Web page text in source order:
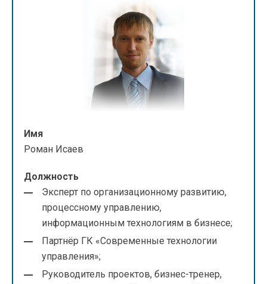
Имя
Роман Исаев
Должность
Эксперт по организационному развитию,
процессному управлению,
информационным технологиям в бизнесе;
Партнёр ГК «Современные технологии
управления»;
Руководитель проектов, бизнес-тренер,